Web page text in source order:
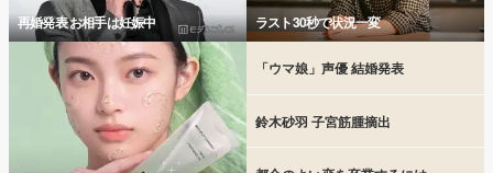
再婚発表 お相手は妊娠中 ラスト30秒で状況一変
「ウマ娘」声優 結婚発表
鈴木砂羽 子宮筋腫摘出